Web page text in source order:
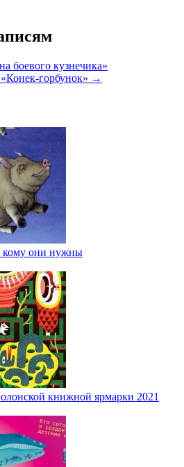
боевого кузнечика»
горбунок» →
кому они нужны
книжной ярмарки 2021